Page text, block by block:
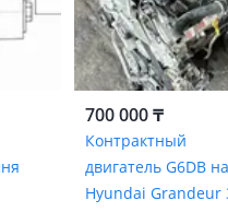
700 000 ₸
Контрактный
двигатель G6DB на
Hyundai Grandeur